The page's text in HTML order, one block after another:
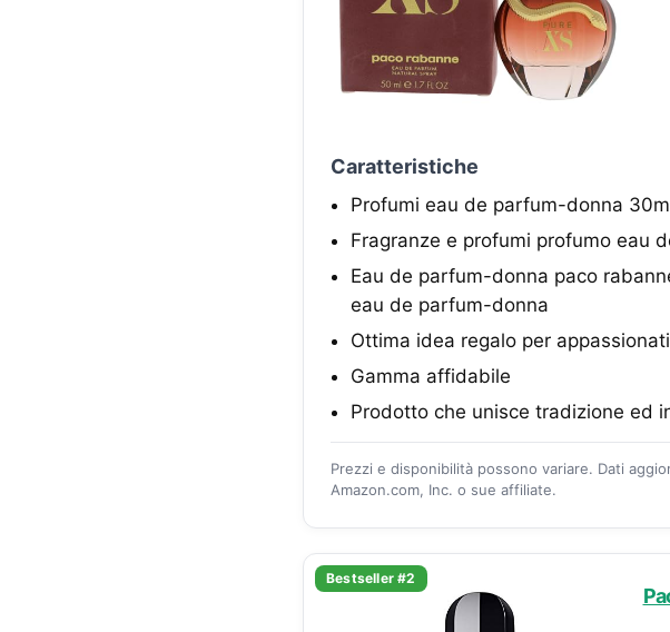
Caratteristiche
Profumi eau de parfum-donna
Fragranze e profumi profumo eau
Eau de parfum-donna paco
eau de parfum-donna
Ottima idea regalo per appassionati
Gamma affidabile
Prodotto che unisce tradizione ed
Prezzi e disponibilità possono variare. Dati
Amazon.com, Inc. o sue affiliate.
Bestseller #2